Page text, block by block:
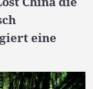
eine